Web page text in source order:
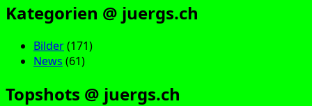
Kategorien @ juergs.ch
Bilder(171)
News (61)
Topshots @ juergs.ch